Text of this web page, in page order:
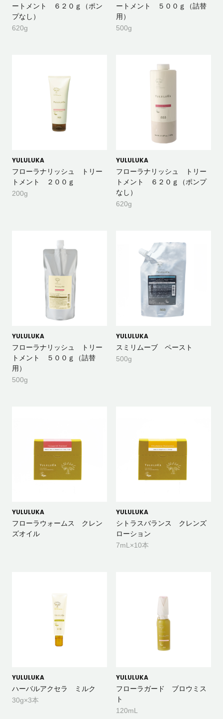
ートメント ６２０ｇ（ポン
プなし）
620g
ートメント ５００ｇ（詰替
用）
500g
YULULUKA
フローラナリッシュ トリー
トメント ２００ｇ
200g
YULULUKA
フローラナリッシュ トリー
トメント ６２０ｇ（ポンプ
なし）
620g
YULULUKA
フローラナリッシュ トリー
トメント ５００ｇ（詰替
用）
500g
YULULUKA
スミリムーブ ペースト
500g
YULULUKA
フローラウォームス クレン
ズオイル
YULULUKA
シトラスバランス クレンズ
ローション
7mL×10本
YULULUKA
ハーバルアクセラ ミルク
30g×3本
YULULUKA
フローラガード ブロウミス
ト
120mL